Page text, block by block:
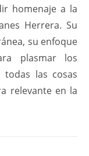
homenaje a la
Herrera. Su
su enfoque
plasmar los
todas las cosas
relevante en la